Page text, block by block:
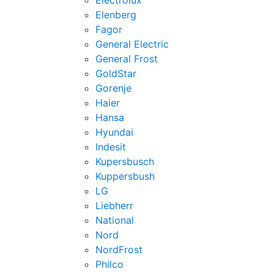
Elenberg
Fagor
General Electric
General Frost
GoldStar
Gorenje
Haier
Hansa
Hyundai
Indesit
Kupersbusch
Kuppersbush
LG
Liebherr
National
Nord
NordFrost
Philco